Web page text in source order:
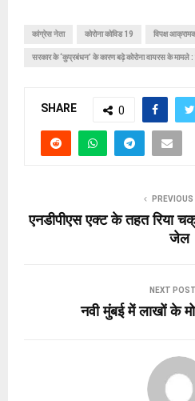
कांग्रेस नेता कोरोना कोविड 19 विपक्ष
सरकार के ‘कुप्रबंधन’ के कारण बढ़े कोरोना वायरस के मामले :
SHARE 0
एनडीपीएस एक्ट के तहत रिया
जेल
NEXT POST
नवी मुंबई में लाखों के